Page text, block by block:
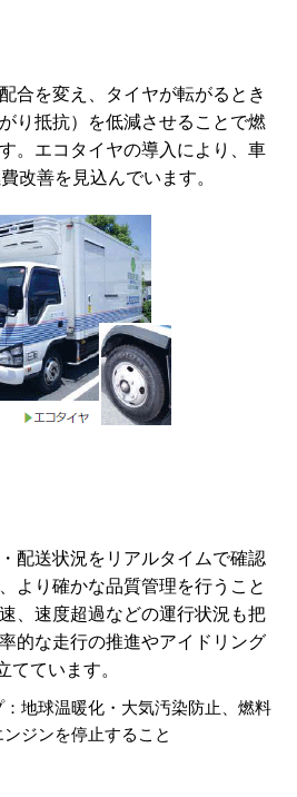
合を変え、タイヤが転がるとき
り抵抗）を低減させることで燃
。エコタイヤの導入により、車
改善を見込んでいます。
配送状況をリアルタイムで確認
より確かな品質管理を行うこと
、速度超過などの運行状況も把
的な走行の推進やアイドリング
てています。
地球温暖化・大気汚染防止、燃料
ジンを停止すること